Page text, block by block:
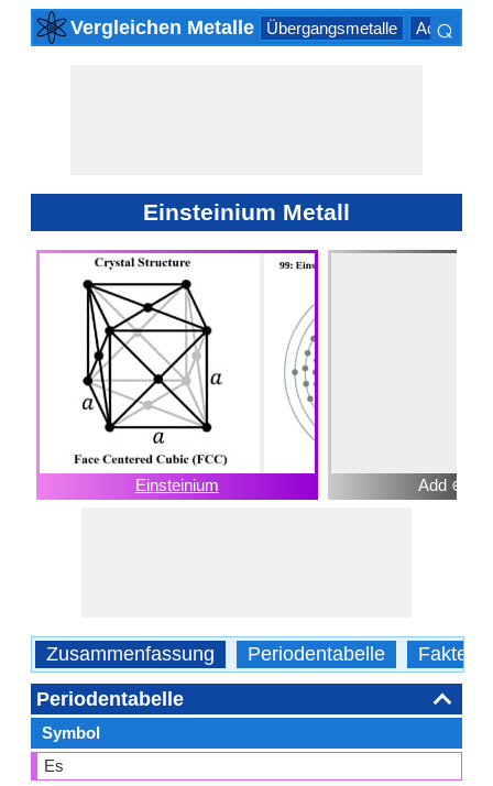
Vergleichen Metalle Übergangsmetalle Actinoide
⌕
Einsteinium Metall
Einsteinium Add ⊕
Zusammenfassung Periodentabelle Fakten
Periodentabelle
Symbol
Es